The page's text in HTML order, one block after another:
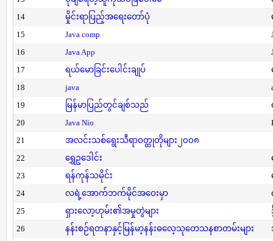
14
မှိုင်းရာပြည့်အရေးတော်ပုံ
15
Java comp
16
Java App
17
ရယ်မောခြင်းပေါင်းချုပ်
18
java
19
မြန်မာပြည်တွင်ချစ်သည်
20
Java Nio
21
အလင်းသစ်ရွေးသီရာဝတ္ထုတိုများ၂၀၀၈
22
ရွှေဥဒေါင်း
23
ရန်ကုန်သမိုင်း
24
လရဲ့အောက်ဘက်မိုင်အဝေးမှာ
25
ရှားလော့ဟုမ်း၏အမှုတွဲများ
26
နန်းစဉ်ရတနာနှင့်မြန်မာ့နန်းဓလေ့သုတေသနစာတမ်းများ